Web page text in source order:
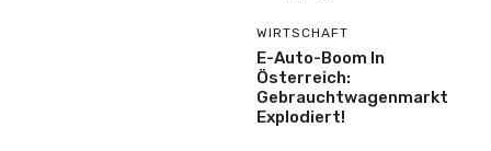
WIRTSCHAFT
E-Auto-Boom In
Österreich:
Gebrauchtwagenmarkt
Explodiert!